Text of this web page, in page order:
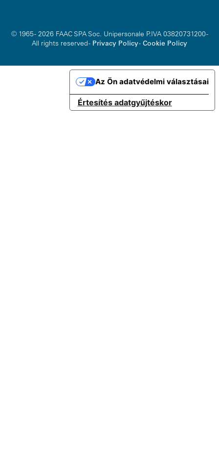
© 1965 - 2026 FAAC SPA Soc. Unipersonale P.IVA 03820731200 -
All rights reserved - Privacy Policy- Cookie Policy
Értesítés adatgyűjtéskor
Az Ön adatvédelmi választásai